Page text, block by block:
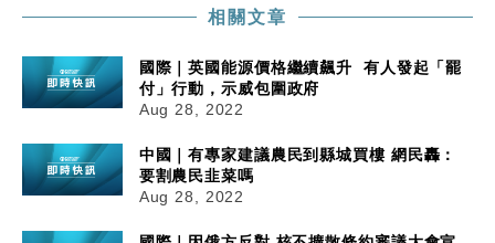
相關文章
國際｜英國能源價格繼續飆升 有人發起「罷
付」行動，示威包圍政府
Aug 28, 2022
中國｜有專家建議農民到縣城買樓 網民轟：
要割農民韭菜嗎
Aug 28, 2022